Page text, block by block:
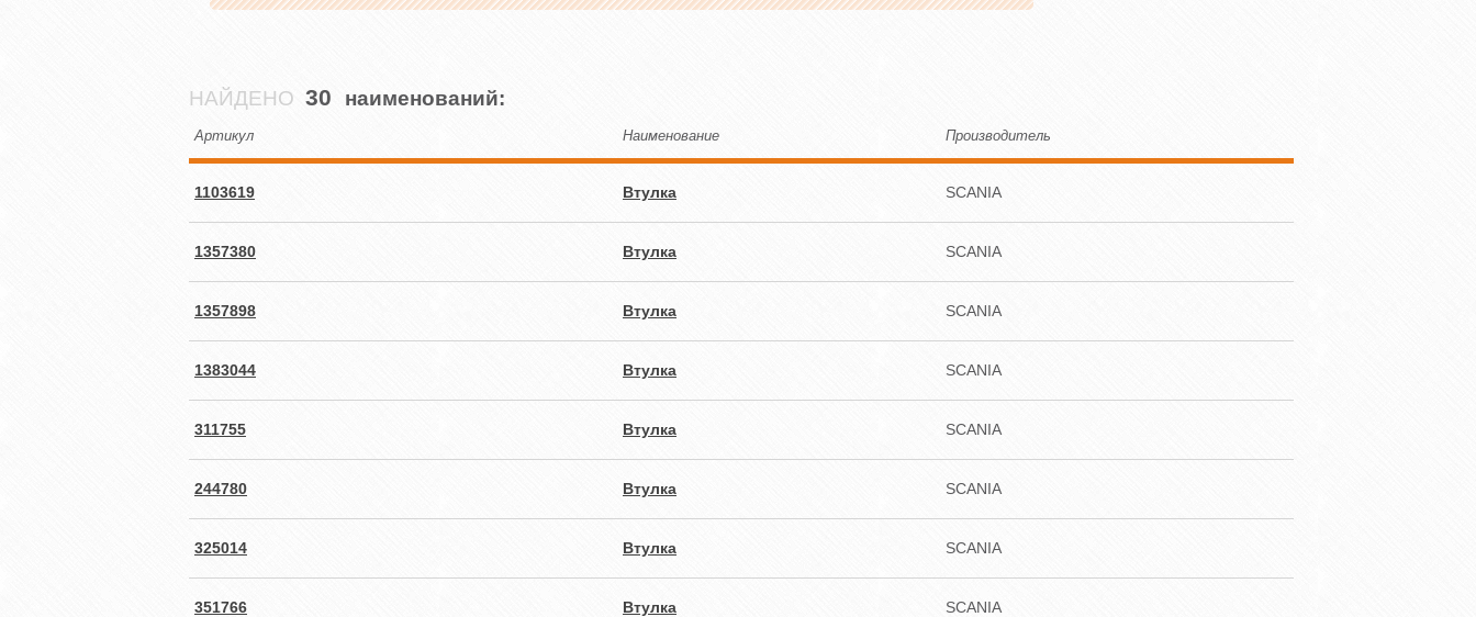
НАЙДЕНО 30 наименований:
Артикул Наименование Производитель
1103619 Втулка SCANIA
1357380 Втулка SCANIA
1357898 Втулка SCANIA
1383044 Втулка SCANIA
311755 Втулка SCANIA
244780 Втулка SCANIA
325014 Втулка SCANIA
351766 Втулка SCANIA